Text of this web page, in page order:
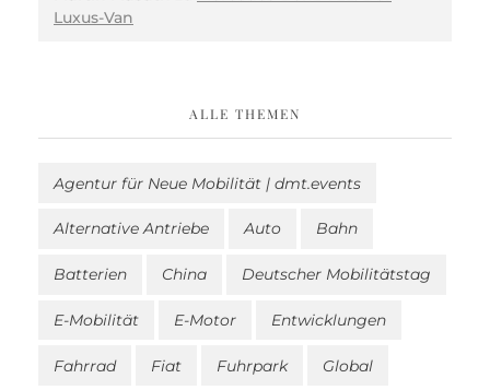
Luxus-Van
ALLE THEMEN
Agentur für Neue Mobilität | dmt.events
Alternative Antriebe Auto Bahn
Batterien China Deutscher Mobilitätstag
E-Mobilität E-Motor Entwicklungen
Fahrrad Fiat Fuhrpark Global